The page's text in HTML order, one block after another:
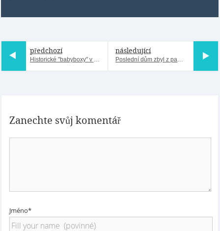
předchozí
Historické "babyboxy" v porodnici svého času největší v Evropě
následující
Poslední dům zbyl z památkové zóny...
Zanechte svůj komentář
Jméno*